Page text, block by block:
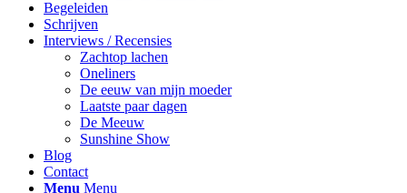
Begeleiden
Schrijven
Interviews / Recensies
Zachtop lachen
Oneliners
De eeuw van mijn moeder
Laatste paar dagen
De Meeuw
Sunshine Show
Blog
Contact
Menu Menu